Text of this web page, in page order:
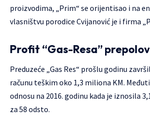
proizvodima, „Prim“ se orijentisao i na
vlasništvu porodice Cvijanović je i firma
Profit “Gas-Resa”
Preduzeće „Gas Res“ prošlu godinu
računu teškim oko 1,3 miliona KM.
odnosu na 2016. godinu kada je iznosila
za 58 odsto.